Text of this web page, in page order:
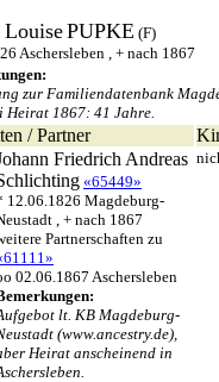
PUPKE (F)
Aschersleben , + nach 1867
zur Familiendatenbank
Heirat 1867: 41 Jahre.
/ Partner
Friedrich Andreas
«65449»
12.06.1826 Magdeburg-
, + nach 1867
Partnerschaften zu
02.06.1867 Aschersleben
lt. KB Magdeburg-
(www.ancestry.de),
Heirat anscheinend in